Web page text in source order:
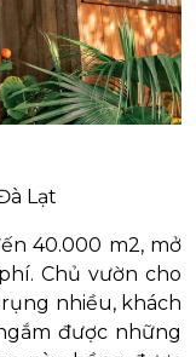
Lạt
40.000 m2, mở
Chủ vườn cho
nhiều, khách
được những